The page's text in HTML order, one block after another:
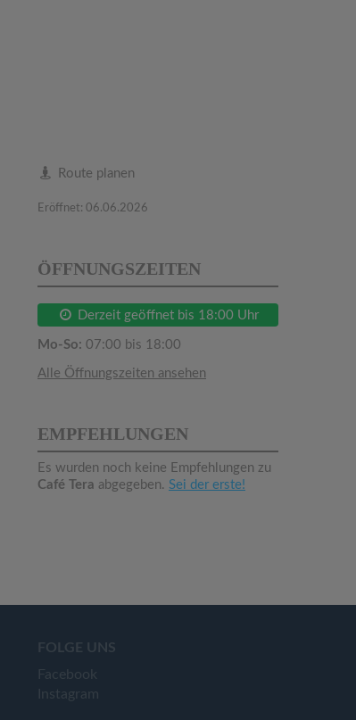
Route planen
Eröffnet: 06.06.2026
ÖFFNUNGSZEITEN
Derzeit geöffnet bis 18:00 Uhr
Mo-So: 07:00 bis 18:00
Alle Öffnungszeiten ansehen
EMPFEHLUNGEN
Es wurden noch keine Empfehlungen zu
Café Tera abgegeben. Sei der erste!
FOLGE UNS
Facebook
Instagram